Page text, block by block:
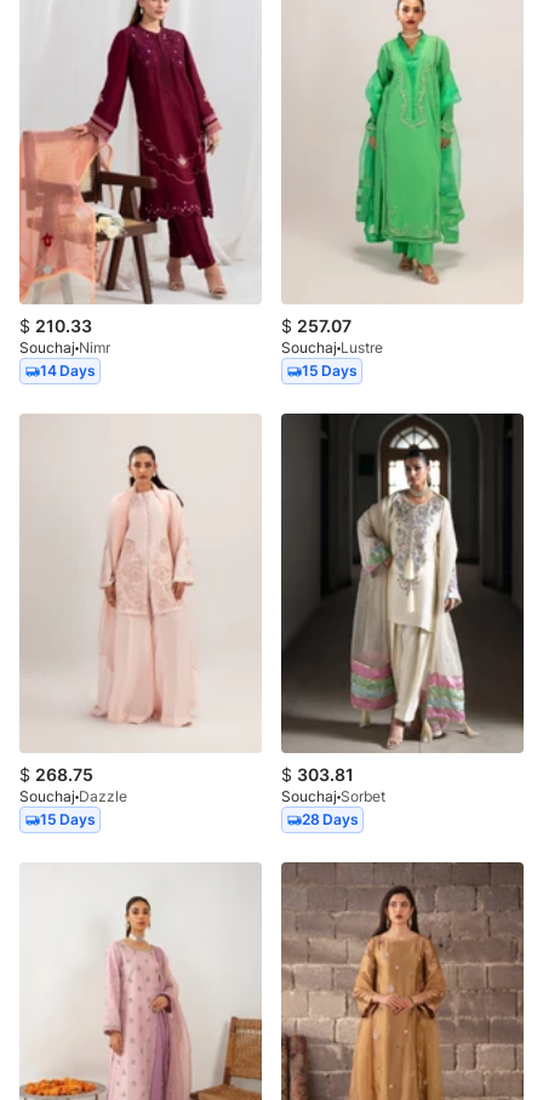
$ 210.33
Souchaj Nimr
14 Days
$ 257.07
Souchaj Lustre
15 Days
$ 268.75
Souchaj Dazzle
15 Days
$ 303.81
Souchaj Sorbet
28 Days